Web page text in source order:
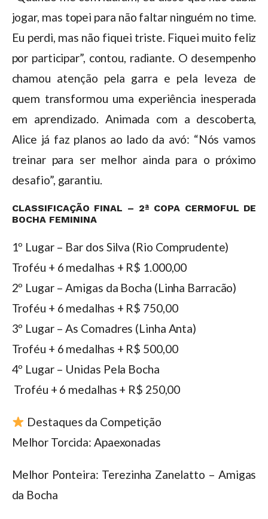
jogar, mas topei para não faltar ninguém no time.
Eu perdi, mas não fiquei triste. Fiquei muito feliz
por participar”, contou, radiante. O desempenho
chamou atenção pela garra e pela leveza de
quem transformou uma experiência inesperada
em aprendizado. Animada com a descoberta,
Alice já faz planos ao lado da avó: “Nós vamos
treinar para ser melhor ainda para o próximo
desafio”, garantiu.
CLASSIFICAÇÃO FINAL – 2ª COPA CERMOFUL DE
BOCHA FEMININA
1º Lugar – Bar dos Silva (Rio Comprudente)
Troféu + 6 medalhas + R$ 1.000,00
2º Lugar – Amigas da Bocha (Linha Barracão)
Troféu + 6 medalhas + R$ 750,00
3º Lugar – As Comadres (Linha Anta)
Troféu + 6 medalhas + R$ 500,00
4º Lugar – Unidas Pela Bocha
️ Troféu + 6 medalhas + R$ 250,00
Destaques da Competição
Melhor Torcida: Apaexonadas
Melhor Ponteira: Terezinha Zanelatto – Amigas
da Bocha